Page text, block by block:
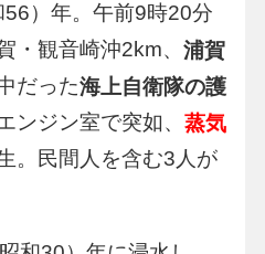
）年。午前9時20分
・観音崎沖2km、 浦賀
だった海上自衛隊の護
ンジン室で突如、 蒸気
。民間人を含む3人が